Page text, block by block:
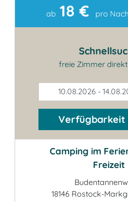
Kontakt
ab 18 € pro
freie Zimmer
10.08.2026 -
Verfügbarkeit
Camping im
Freizeit
18146 Rostock-